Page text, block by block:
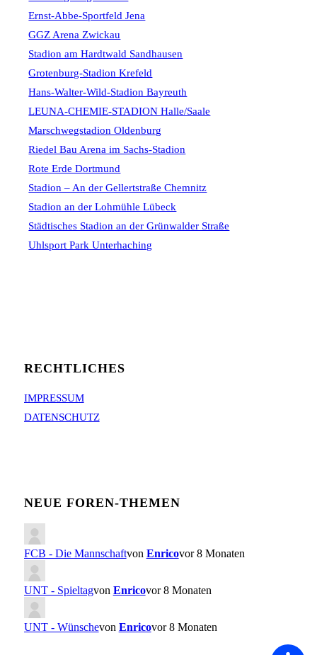
Ernst-Abbe-Sportfeld Jena
GGZ Arena Zwickau
Stadion am Hardtwald Sandhausen
Grotenburg-Stadion Krefeld
Hans-Walter-Wild-Stadion Bayreuth
LEUNA-CHEMIE-STADION Halle/Saale
Marschwegstadion Oldenburg
Riedel Bau Arena im Sachs-Stadion
Rote Erde Dortmund
Stadion – An der Gellertstraße Chemnitz
Stadion an der Lohmühle Lübeck
Städtisches Stadion an der Grünwalder Straße
Uhlsport Park Unterhaching
RECHTLICHES
IMPRESSUM
DATENSCHUTZ
NEUE FOREN-THEMEN
FCB - Die Mannschaftvon Enricovor 8 Monaten
UNT - Spieltagvon Enricovor 8 Monaten
UNT - Wünschevon Enricovor 8 Monaten